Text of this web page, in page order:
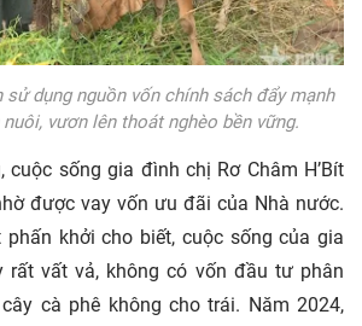
sử dụng nguồn vốn chính sách đẩy mạnh
vươn lên thoát nghèo bền vững.
cuộc sống gia đình chị Rơ Châm H’Bít
được vay vốn ưu đãi của Nhà nước.
phấn khởi cho biết, cuộc sống của gia
rất vất vả, không có vốn đầu tư phân
cà phê không cho trái. Năm 2024,